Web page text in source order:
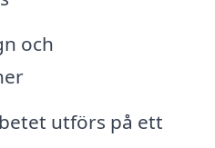
och
utförs på ett